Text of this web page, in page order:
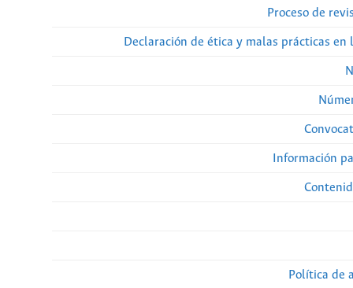
Proceso de
Declaración de ética y malas prácticas en
Información
Política de